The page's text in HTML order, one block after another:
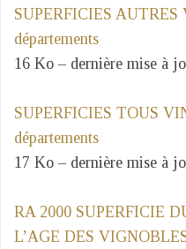
SUPERFICIES AUTRES
départements
16 Ko – dernière mise à
SUPERFICIES TOUS
départements
17 Ko – dernière mise à
RA 2000 SUPERFICIE
L’AGE DES